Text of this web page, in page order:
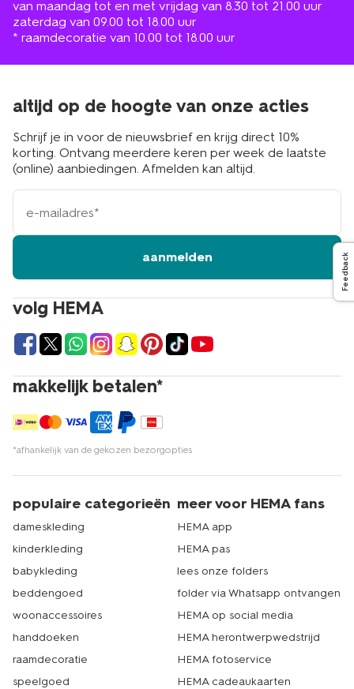
van maandag tot en met vrijdag van 8.30 tot 21.00 uur
zaterdag van 09.00 tot 18.00 uur
* raamdecoratie van 10.00 tot 18.00 uur
volg HEMA
makkelijk betalen*
*afhankelijk van de gekozen bezorgopties
altijd op de hoogte van onze acties
Schrijf je in voor de nieuwsbrief en krijg direct 10%
korting. Ontvang meerdere keren per week de laatste
(online) aanbiedingen. Afmelden kan altijd.
e-
mailadres
aanmelden
populaire categorieën
dameskleding
kinderkleding
babykleding
beddengoed
woonaccessoires
handdoeken
raamdecoratie
speelgoed
meer voor HEMA fans
HEMA app
HEMA pas
lees onze folders
folder via Whatsapp ontvangen
HEMA op social media
HEMA herontwerpwedstrijd
HEMA fotoservice
HEMA cadeaukaarten
Feedback